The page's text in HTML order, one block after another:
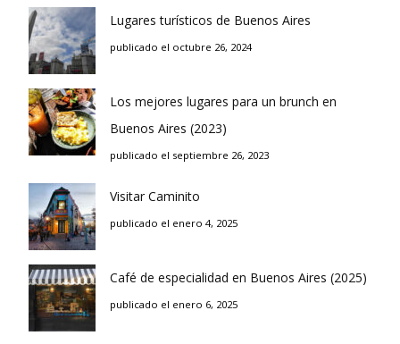
Lugares turísticos de Buenos Aires
publicado el octubre 26, 2024
Los mejores lugares para un brunch en
Buenos Aires (2023)
publicado el septiembre 26, 2023
Visitar Caminito
publicado el enero 4, 2025
Café de especialidad en Buenos Aires (2025)
publicado el enero 6, 2025